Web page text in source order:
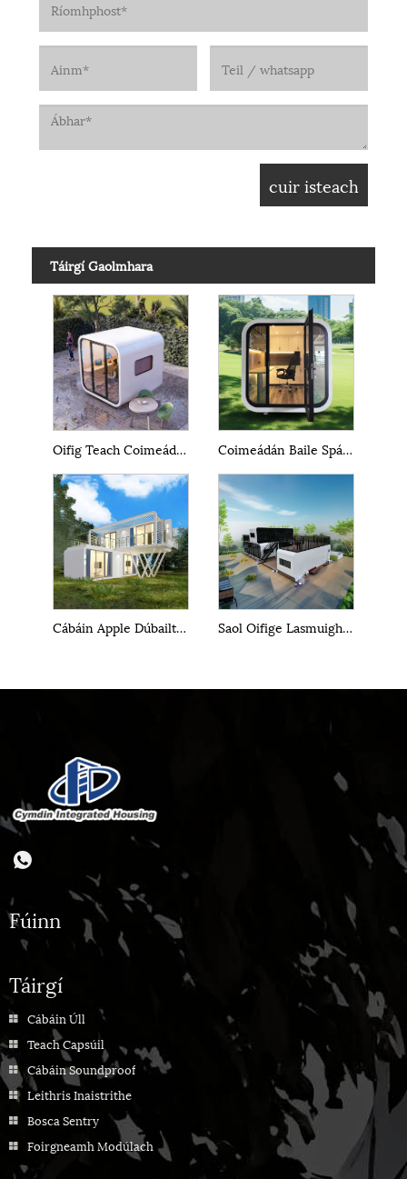
Táirgí Gaolmhara
Oifig Teach Coimeádán Cábáin Apple Coimeádán Baile Spás Capsule Oifig Laethanta Saoire Apple cábáin
Cábáin Apple Dúbailte Teaglaim Chruthaitheach Nua Saol Oifige Lasmuigh Teach Beag Cábáin Apple
Fúinn
Táirgí
Cábáin Úll
Teach Capsúil
Cábáin Soundproof
Leithris Inaistrithe
Bosca Sentry
Foirgneamh Modúlach